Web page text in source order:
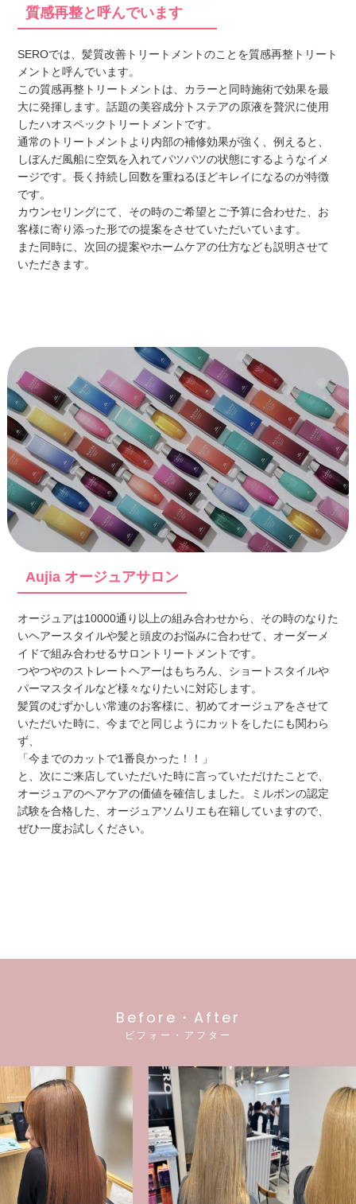
質感再整と呼んでいます
SEROでは、髪質改善トリートメントのことを質感再整トリート
メントと呼んでいます。
この質感再整トリートメントは、カラーと同時施術で効果を最
大に発揮します。話題の美容成分トステアの原液を贅沢に使用
したハオスペックトリートメントです。
通常のトリートメントより内部の補修効果が強く、例えると、
しぼんだ風船に空気を入れてパツパツの状態にするようなイメ
ージです。長く持続し回数を重ねるほどキレイになるのが特徴
です。
カウンセリングにて、その時のご希望とご予算に合わせた、お
客様に寄り添った形での提案をさせていただいています。
また同時に、次回の提案やホームケアの仕方なども説明させて
いただきます。
Aujia オージュアサロン
オージュアは10000通り以上の組み合わせから、その時のなりた
いヘアースタイルや髪と頭皮のお悩みに合わせて、オーダーメ
イドで組み合わせるサロントリートメントです。
つやつやのストレートヘアーはもちろん、ショートスタイルや
パーマスタイルなど様々なりたいに対応します。
髪質のむずかしい常連のお客様に、初めてオージュアをさせて
いただいた時に、今までと同じようにカットをしたにも関わら
ず、
「今までのカットで1番良かった！！」
と、次にご来店していただいた時に言っていただけたことで、
オージュアのヘアケアの価値を確信しました。ミルボンの認定
試験を合格した、オージュアソムリエも在籍していますので、
ぜひ一度お試しください。
Before・After
ビフォー・アフター